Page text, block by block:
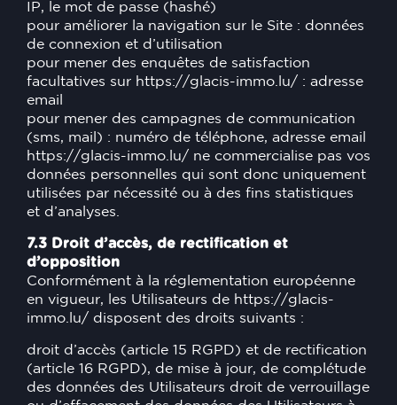
IP, le mot de passe (hashé)
pour améliorer la navigation sur le Site : données
de connexion et d’utilisation
pour mener des enquêtes de satisfaction
facultatives sur https://glacis-immo.lu/ : adresse
email
pour mener des campagnes de communication
(sms, mail) : numéro de téléphone, adresse email
https://glacis-immo.lu/ ne commercialise pas vos
données personnelles qui sont donc uniquement
utilisées par nécessité ou à des fins statistiques
et d’analyses.
7.3 Droit d’accès, de rectification et
d’opposition
Conformément à la réglementation européenne
en vigueur, les Utilisateurs de https://glacis-
immo.lu/ disposent des droits suivants :
droit d’accès (article 15 RGPD) et de rectification
(article 16 RGPD), de mise à jour, de complétude
des données des Utilisateurs droit de verrouillage